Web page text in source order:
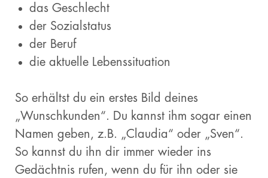
das Geschlecht
der Sozialstatus
der Beruf
die aktuelle Lebenssituation
So erhältst du ein erstes Bild deines
„Wunschkunden“. Du kannst ihm sogar einen
Namen geben, z.B. „Claudia“ oder „Sven“.
So kannst du ihn dir immer wieder ins
Gedächtnis rufen, wenn du für ihn oder sie